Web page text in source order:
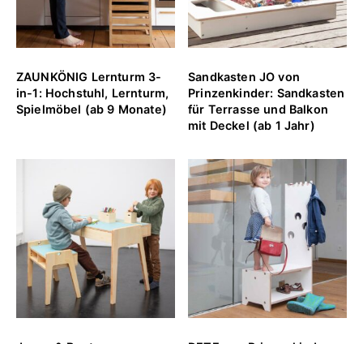
ZAUNKÖNIG Lernturm 3-
in-1: Hochstuhl, Lernturm,
Spielmöbel (ab 9 Monate)
Sandkasten JO von
Prinzenkinder: Sandkasten
für Terrasse und Balkon
mit Deckel (ab 1 Jahr)